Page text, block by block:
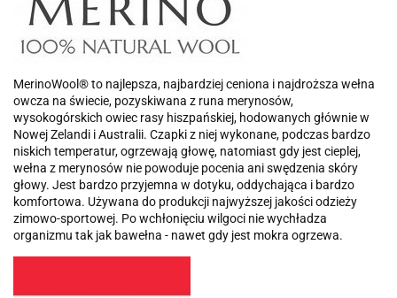
MerinoWool® to najlepsza, najbardziej ceniona i najdroższa wełna
owcza na świecie, pozyskiwana z runa merynosów,
wysokogórskich owiec rasy hiszpańskiej, hodowanych głównie w
Nowej Zelandi i Australii. Czapki z niej wykonane, podczas bardzo
niskich temperatur, ogrzewają głowę, natomiast gdy jest cieplej,
wełna z merynosów nie powoduje pocenia ani swędzenia skóry
głowy. Jest bardzo przyjemna w dotyku, oddychająca i bardzo
komfortowa. Używana do produkcji najwyższej jakości odzieży
zimowo-sportowej. Po wchłonięciu wilgoci nie wychładza
organizmu tak jak bawełna - nawet gdy jest mokra ogrzewa.